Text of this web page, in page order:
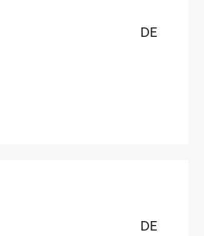
DE
DE